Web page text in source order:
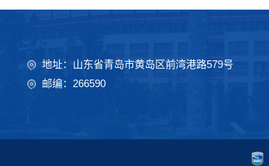
地址：山东省青岛市黄岛区前湾港路579号
邮编：266590